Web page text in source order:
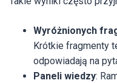
Wyróżnionych
Krótkie fragmenty
odpowiadają na
Paneli wiedzy: